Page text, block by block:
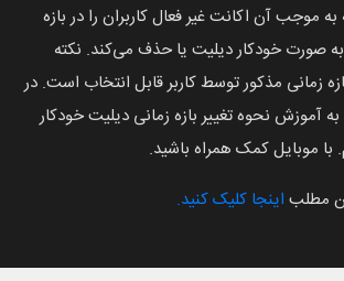
به موجب آن اکانت غیر فعال کاربران را در بازه
خودکار دیلیت یا حذف می‌کند. نکته
زمانی مذکور توسط کاربر قابل انتخاب است. در
آموزش نحوه تغییر بازه زمانی دیلیت خودکار
با موبایل کمک همراه باشید.
مطلب اینجا کلیک کنید.